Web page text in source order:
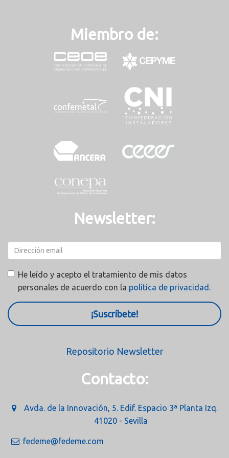
Miembro de:
Newsletter:
He leído y acepto el tratamiento de mis datos
personales de acuerdo con la política de privacidad.
¡Suscríbete!
Repositorio Newsletter
Contacto:
Avda. de la Innovación, 5. Edif. Espacio 3ª Planta Izq.
41020 - Sevilla
fedeme@fedeme.com